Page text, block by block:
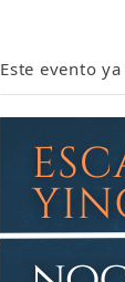
Este evento